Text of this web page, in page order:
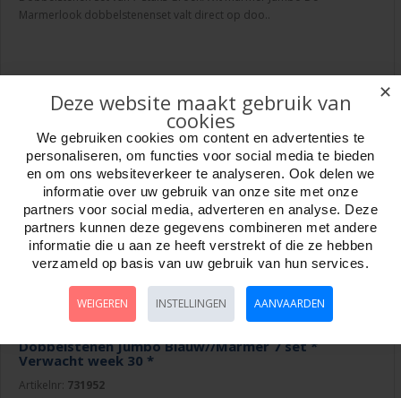
Marmerlook dobbelstenenset valt direct op doo..
Week 30
Dobbelstenen Jumbo Blauw//Marmer 7 set *
Verwacht week 30 *
Artikelnr: 731952
✕
Deze website maakt gebruik van
cookies
We gebruiken cookies om content en advertenties te
personaliseren, om functies voor social media te bieden
en om ons websiteverkeer te analyseren. Ook delen we
informatie over uw gebruik van onze site met onze
partners voor social media, adverteren en analyse. Deze
partners kunnen deze gegevens combineren met andere
informatie die u aan ze heeft verstrekt of die ze hebben
verzameld op basis van uw gebruik van hun services.
WEIGEREN INSTELLINGEN AANVAARDEN